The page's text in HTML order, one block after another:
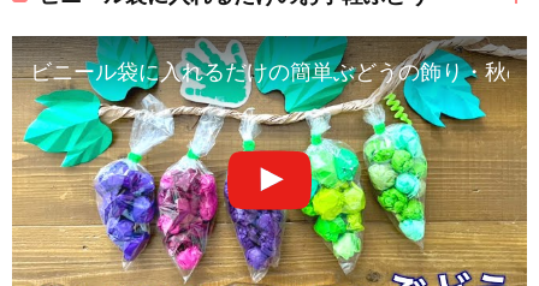
ビニール袋に入れるだけの簡単ぶどうの飾り・秋